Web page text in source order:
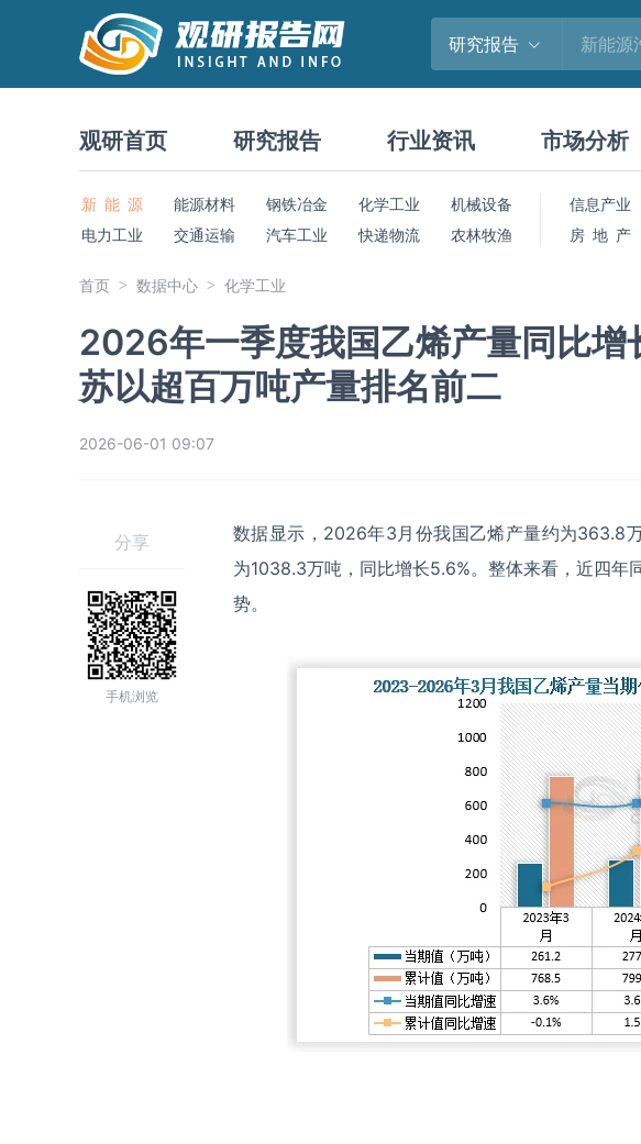
研究报告
观研首页 研究报告 行业资讯 市场分析
新 能 源 能源材料 钢铁冶金 化学工业
机械设备
电力工业
交通运输 汽车工业 快递物流 农林牧渔
信息产业
房 地 产
首页 数据中心 化学工业
2026年一季度我国乙烯产量同比增
苏以超百万吨产量排名前二
2026-06-01 09:07
分享
手机浏览
数据显示，2026年3月份我国乙烯产量约为363.8
为1038.3万吨，同比增长5.6%。整体来看，近四年
势。